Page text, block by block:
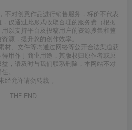
不对创意作品进行销售服务，标价不代表
仅通过此形式收取合理的服务费（根据
以支持平台及投稿用户的资源搜集和整
源，提升您的创作效率。
材、文件等均通过网络等公开合法渠道获
用作于商业用途，其版权归原作者或原
，请及时与我们联系删除，本网站不对
。
经允许请勿转载 。
THE END